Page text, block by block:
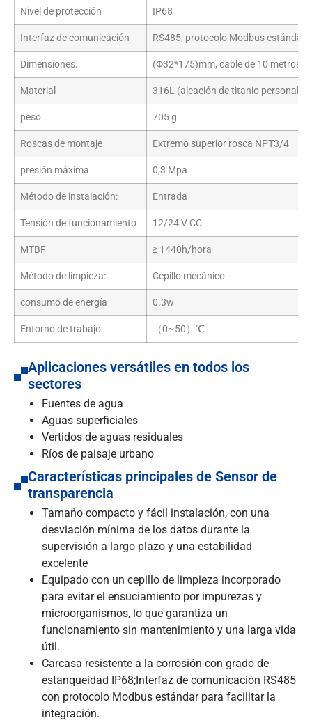
Nivel de protección IP68
Interfaz de comunicación RS485, protocolo Modbus estándar
Dimensiones: (Φ32*175)mm, cable de 10 metros
Material 316L (aleación de titanio
peso 705 g
Roscas de montaje Extremo superior rosca NPT3/4
presión máxima 0,3 Mpa
Método de instalación: Entrada
Tensión de funcionamiento 12/24 V CC
MTBF ≥ 1440h/hora
Método de limpieza: Cepillo mecánico
consumo de energía 0.3w
Entorno de trabajo （0~50）℃
Aplicaciones versátiles en todos los
sectores
Fuentes de agua
Aguas superficiales
Vertidos de aguas residuales
Ríos de paisaje urbano
Características principales de Sensor de
transparencia
Tamaño compacto y fácil instalación, con una
desviación mínima de los datos durante la
supervisión a largo plazo y una estabilidad
excelente
Equipado con un cepillo de limpieza incorporado
para evitar el ensuciamiento por impurezas y
microorganismos, lo que garantiza un
funcionamiento sin mantenimiento y una larga vida
útil.
Carcasa resistente a la corrosión con grado de
estanqueidad IP68;Interfaz de comunicación RS485
con protocolo Modbus estándar para facilitar la
integración.